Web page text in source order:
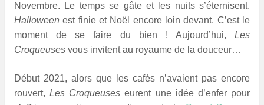
Novembre. Le temps se gâte et les nuits s’éternisent.
Halloween est finie et Noël encore loin devant. C’est le
moment de se faire du bien ! Aujourd’hui, Les
Croqueuses vous invitent au royaume de la douceur…
Début 2021, alors que les cafés n’avaient pas encore
rouvert,Les Croqueuses eurent une idée d’enfer pour